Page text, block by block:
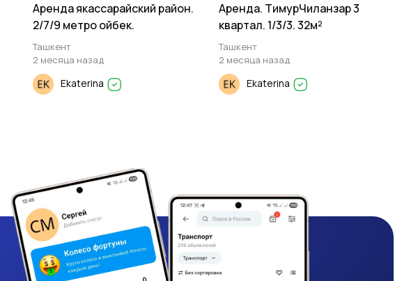
Аренда якассарайский район.
2/7/9 метро ойбек.
Ташкент
2 месяца назад
Ekaterina
Аренда. ТимурЧиланзар 3
квартал. 1/3/3. 32м²
Ташкент
2 месяца назад
Ekaterina